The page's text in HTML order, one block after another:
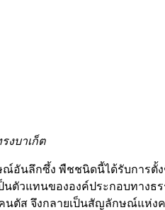
งบาเก็ต
อันลึกซึ้ง พืชชนิดนี้ได้รับการตั้
ตัวแทนขององค์ประกอบทางธ
นตัส จึงกลายเป็นสัญลักษณ์แห่ง